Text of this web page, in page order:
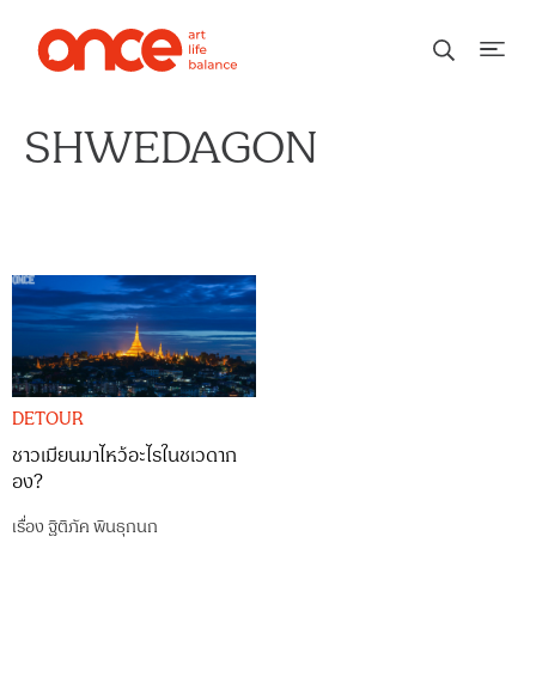
SHWEDAGON
DETOUR
ชาวเมียนมาไหว้อะไรในชเวดาก
อง?
เรื่องฐิติภัค พินธุกนก